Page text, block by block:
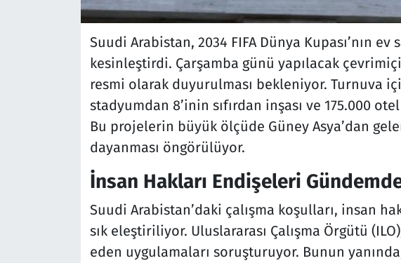
Suudi Arabistan, 2034 FIFA Dünya Kupası’nın
kesinleştirdi. Çarşamba günü yapılacak çevrimiçi
resmi olarak duyurulması bekleniyor. Turnuva
stadyumdan 8’inin sıfırdan inşası ve 175.000
Bu projelerin büyük ölçüde Güney Asya’dan
dayanması öngörülüyor.
İnsan Hakları Endişeleri
Suudi Arabistan’daki çalışma koşulları, insan
sık eleştiriliyor. Uluslararası Çalışma Örgütü
eden uygulamaları soruşturuyor. Bunun